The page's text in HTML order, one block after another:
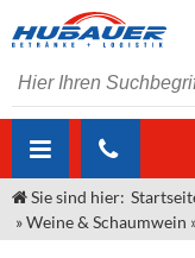
ÜBER UNS
Sie sind hier:
»Weine & Schaumwein